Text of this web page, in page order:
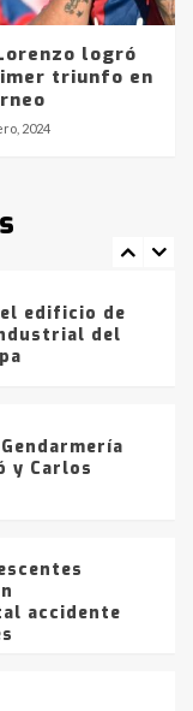
logró
triunfo en
2024
vendrá
en gran parte
en la
edificio de
del
y Carlos
accidente